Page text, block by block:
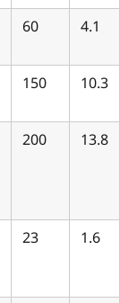
60 4.1
150 10.3
200 13.8
23 1.6